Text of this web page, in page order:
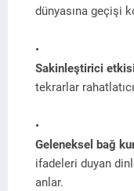
dünyasına geçişi
Sakinleştirici
tekrarlar
Geleneksel bağ
ifadeleri duyan
anlar.